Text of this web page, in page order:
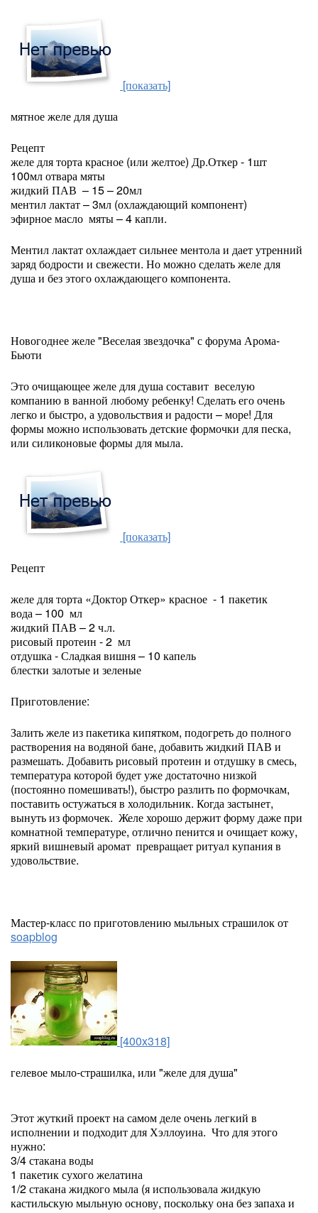
[показать]
мятное желе для душа
Рецепт
желе для торта красное (или желтое) Др.Откер - 1шт
100мл отвара мяты
жидкий ПАВ – 15 – 20мл
ментил лактат – 3мл (охлаждающий компонент)
эфирное масло мяты – 4 капли.
Ментил лактат охлаждает сильнее ментола и дает утренний
заряд бодрости и свежести. Но можно сделать желе для
душа и без этого охлаждающего компонента.
Новогоднее желе "Веселая звездочка" с форума Арома-
Бьюти
Это очищающее желе для душа составит веселую
компанию в ванной любому ребенку! Сделать его очень
легко и быстро, а удовольствия и радости – море! Для
формы можно использовать детские формочки для песка,
или силиконовые формы для мыла.
[показать]
Рецепт
желе для торта «Доктор Откер» красное - 1 пакетик
вода – 100 мл
жидкий ПАВ – 2 ч.л.
рисовый протеин - 2 мл
отдушка - Сладкая вишня – 10 капель
блестки залотые и зеленые
Приготовление:
Залить желе из пакетика кипятком, подогреть до полного
растворения на водяной бане, добавить жидкий ПАВ и
размешать. Добавить рисовый протеин и отдушку в смесь,
температура которой будет уже достаточно низкой
(постоянно помешивать!), быстро разлить по формочкам,
поставить остужаться в холодильник. Когда застынет,
вынуть из формочек. Желе хорошо держит форму даже при
комнатной температуре, отлично пенится и очищает кожу,
яркий вишневый аромат превращает ритуал купания в
удовольствие.
Мастер-класс по приготовлению мыльных страшилок от
soapblog
[400x318]
гелевое мыло-страшилка, или "желе для душа"
Этот жуткий проект на самом деле очень легкий в
исполнении и подходит для Хэллоуина. Что для этого
нужно:
3/4 стакана воды
1 пакетик сухого желатина
1/2 стакана жидкого мыла (я использовала жидкую
кастильскую мыльную основу, поскольку она без запаха и